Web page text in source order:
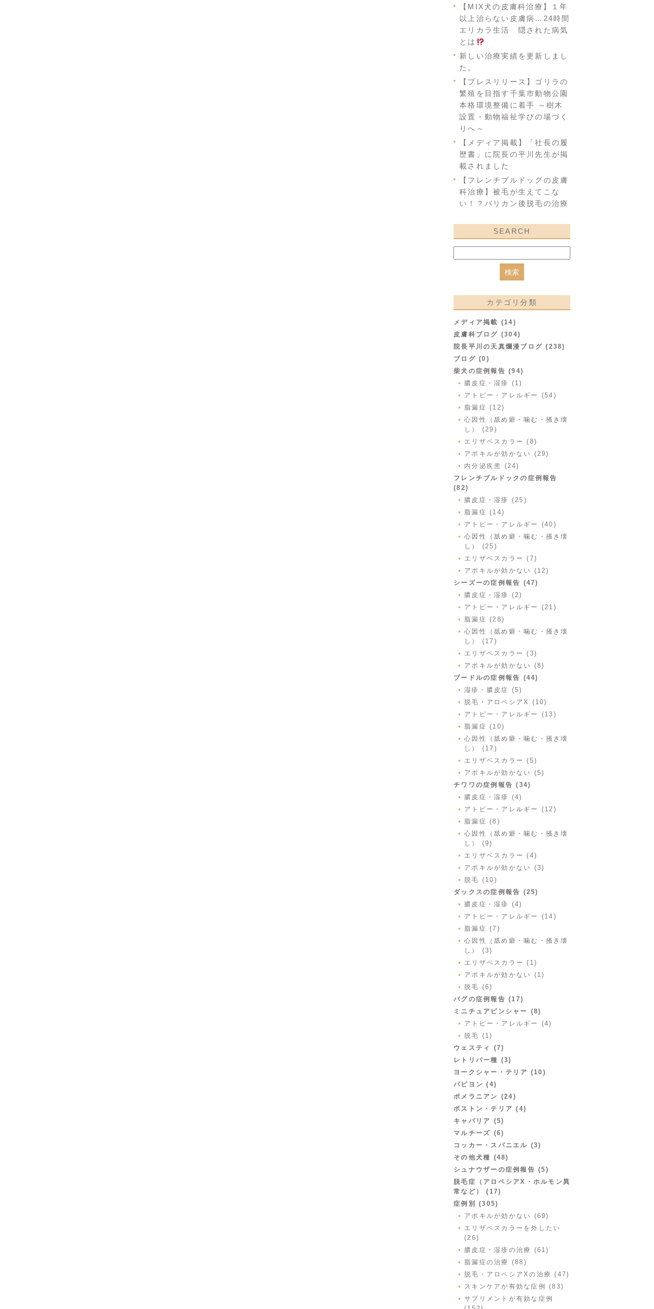
【MIX犬の皮膚科治療】１年
以上治らない皮膚病…24時間
エリカラ生活 隠された病気
とは
新しい治療実績を更新しまし
た。
【プレスリリース】ゴリラの
繁殖を目指す千葉市動物公園
本格環境整備に着手 ～樹木
設置・動物福祉学びの場づく
りへ～
【メディア掲載】「社長の履
歴書」に院長の平川先生が掲
載されました
【フレンチブルドッグの皮膚
科治療】被毛が生えてこな
い！？バリカン後脱毛の治療
SEARCH
カテゴリ分類
メディア掲載 (14)
皮膚科ブログ (304)
院長平川の天真爛漫ブログ (238)
ブログ (0)
柴犬の症例報告 (94)
膿皮症・湿疹 (1)
アトピー・アレルギー (54)
脂漏症 (12)
心因性（舐め癖・噛む・掻き壊
し） (29)
エリザベスカラー (8)
アポキルが効かない (29)
内分泌疾患 (24)
フレンチブルドックの症例報告
(82)
膿皮症・湿疹 (25)
脂漏症 (14)
アトピー・アレルギー (40)
心因性（舐め癖・噛む・掻き壊
し） (25)
エリザベスカラー (7)
アポキルが効かない (12)
シーズーの症例報告 (47)
膿皮症・湿疹 (2)
アトピー・アレルギー (21)
脂漏症 (28)
心因性（舐め癖・噛む・掻き壊
し） (17)
エリザベスカラー (3)
アポキルが効かない (8)
プードルの症例報告 (44)
湿疹・膿皮症 (5)
脱毛・アロペシアX (10)
アトピー・アレルギー (13)
脂漏症 (10)
心因性（舐め癖・噛む・掻き壊
し） (17)
エリザベスカラー (5)
アポキルが効かない (5)
チワワの症例報告 (34)
膿皮症・湿疹 (4)
アトピー・アレルギー (12)
脂漏症 (8)
心因性（舐め癖・噛む・掻き壊
し） (9)
エリザベスカラー (4)
アポキルが効かない (3)
脱毛 (10)
ダックスの症例報告 (25)
膿皮症・湿疹 (4)
アトピー・アレルギー (14)
脂漏症 (7)
心因性（舐め癖・噛む・掻き壊
し） (3)
エリザベスカラー (1)
アポキルが効かない (1)
脱毛 (6)
パグの症例報告 (17)
ミニチュアピンシャー (8)
アトピー・アレルギー (4)
脱毛 (1)
ウェスティ (7)
レトリバー種 (3)
ヨークシャー・テリア (10)
パピヨン (4)
ポメラニアン (24)
ボストン・テリア (4)
キャバリア (5)
マルチーズ (6)
コッカー・スパニエル (3)
その他犬種 (48)
シュナウザーの症例報告 (5)
脱毛症（アロペシアX・ホルモン異
常など） (17)
症例別 (305)
アポキルが効かない (69)
エリザベスカラーを外したい
(26)
膿皮症・湿疹の治療 (61)
脂漏症の治療 (88)
脱毛・アロペシアXの治療 (47)
スキンケアが有効な症例 (83)
サプリメントが有効な症例